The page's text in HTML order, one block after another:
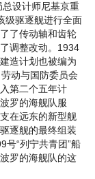
设计师尼基京重
级驱逐舰进行全面
了传动轴和齿轮
调整改动。1934
造计划也被编为
动与国防委员会
第二个五年计
罗的海舰队服
在远东的新型舰
逐舰的最终组装
号“列宁共青团”船
罗的海舰队的这